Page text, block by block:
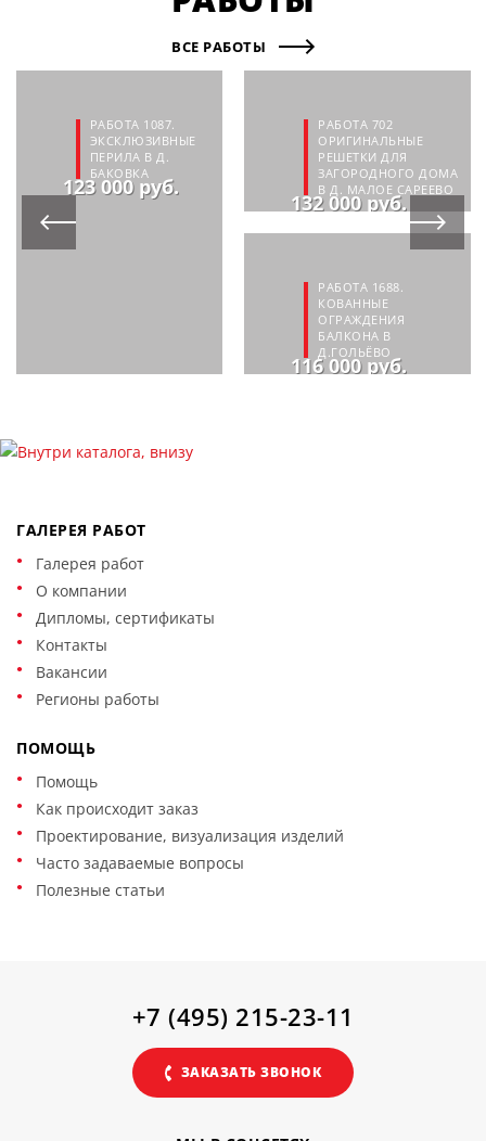
ВСЕ РАБОТЫ
РАБОТА 1087.
ЭКСКЛЮЗИВНЫЕ
ПЕРИЛА В Д.
БАКОВКА
123 000 руб.
РАБОТА 702
ОРИГИНАЛЬНЫЕ
РЕШЕТКИ ДЛЯ
ЗАГОРОДНОГО ДОМА
В Д. МАЛОЕ САРЕЕВО
132 000 руб.
РАБОТА 1688.
КОВАННЫЕ
ОГРАЖДЕНИЯ
БАЛКОНА В
Д.ГОЛЬЁВО
116 000 руб.
ГАЛЕРЕЯ РАБОТ
Галерея работ
О компании
Дипломы, сертификаты
Контакты
Вакансии
Регионы работы
ПОМОЩЬ
Помощь
Как происходит заказ
Проектирование, визуализация изделий
Часто задаваемые вопросы
Полезные статьи
+7 (495) 215-23-11
ЗАКАЗАТЬ ЗВОНОК